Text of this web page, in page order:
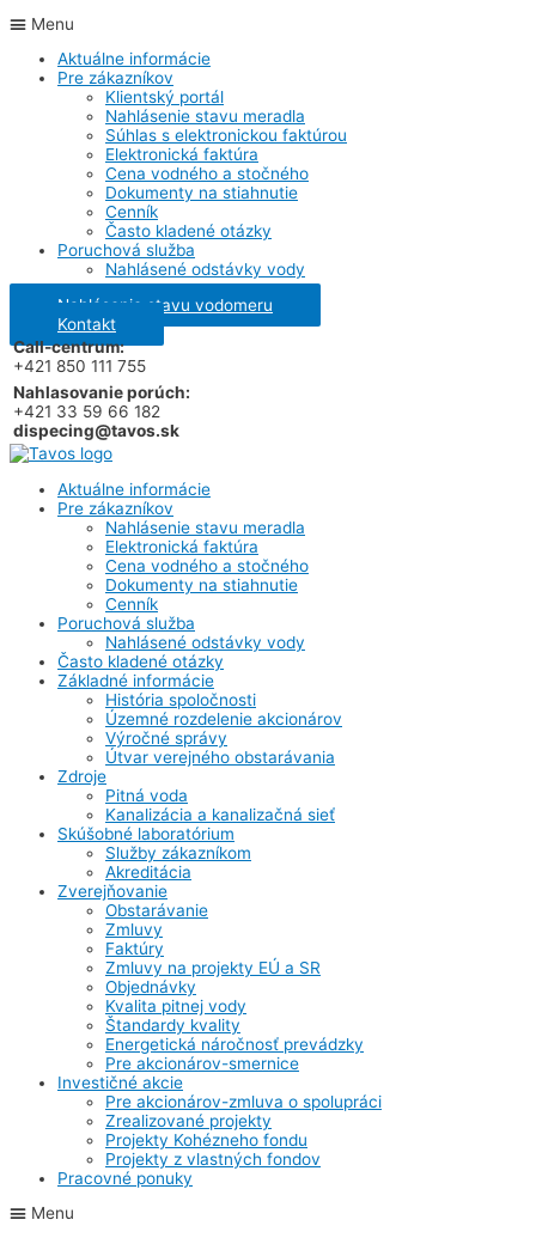
Menu
Aktuálne informácie
Pre zákazníkov
Klientský portál
Nahlásenie stavu meradla
Súhlas s elektronickou faktúrou
Elektronická faktúra
Cena vodného a stočného
Dokumenty na stiahnutie
Cenník
Často kladené otázky
Poruchová služba
Nahlásené odstávky vody
Nahlásenie stavu vodomeru
Kontakt
Call-centrum:
+421 850 111 755
Nahlasovanie porúch:
+421 33 59 66 182
dispecing@tavos.sk
Aktuálne informácie
Pre zákazníkov
Nahlásenie stavu meradla
Elektronická faktúra
Cena vodného a stočného
Dokumenty na stiahnutie
Cenník
Poruchová služba
Nahlásené odstávky vody
Často kladené otázky
Základné informácie
História spoločnosti
Územné rozdelenie akcionárov
Výročné správy
Útvar verejného obstarávania
Zdroje
Pitná voda
Kanalizácia a kanalizačná sieť
Skúšobné laboratórium
Služby zákazníkom
Akreditácia
Zverejňovanie
Obstarávanie
Zmluvy
Faktúry
Zmluvy na projekty EÚ a SR
Objednávky
Kvalita pitnej vody
Štandardy kvality
Energetická náročnosť prevádzky
Pre akcionárov-smernice
Investičné akcie
Pre akcionárov-zmluva o spolupráci
Zrealizované projekty
Projekty Kohézneho fondu
Projekty z vlastných fondov
Pracovné ponuky
Menu